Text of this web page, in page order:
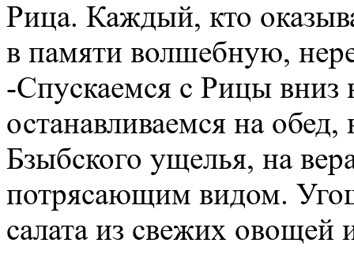
Рица. Каждый, кто
в памяти волшебную,
-Спускаемся с Рицы
останавливаемся на
Бзыбского ущелья, на
потрясающим видом.
салата из свежих овощей